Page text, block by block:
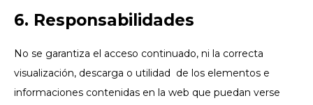
6. Responsabilidades
No se garantiza el acceso continuado, ni la correcta
visualización, descarga o utilidad de los elementos e
informaciones contenidas en la web que puedan verse